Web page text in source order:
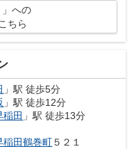
」への
ちら
」駅 徒歩5分
」駅 徒歩12分
稲田 」駅 徒歩13分
稲田鶴巻町５２１